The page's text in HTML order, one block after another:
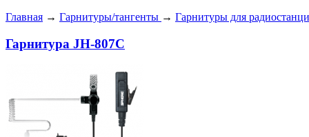
Главная → Гарнитуры/тангенты → Гарнитуры для
Гарнитура JH-807C